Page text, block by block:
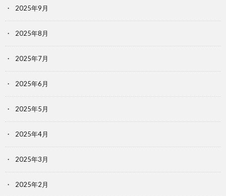
2025年9月
2025年8月
2025年7月
2025年6月
2025年5月
2025年4月
2025年3月
2025年2月